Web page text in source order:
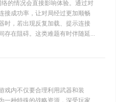
的情况会直接影响体验。通过对
接成功率，让对局经过更加顺畅
时，若出现反复加载、提示连接
存在阻碍。这类难题有时伴随延...
戏内不仅要合理利用武器和装
一种特殊的战略资源，深受玩家